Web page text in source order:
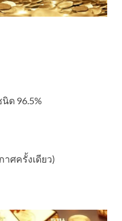
ด 96.5%
าศครั้งเดียว)